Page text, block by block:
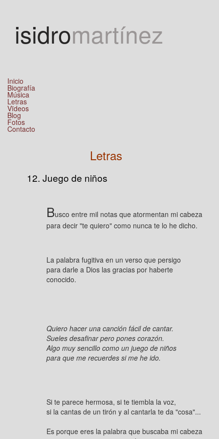
isidromartínez
Inicio
Biografía
Música
Letras
Vïdeos
Blog
Fotos
Contacto
Letras
12. Juego de niños
Busco entre mil notas que atormentan mi cabeza
para decir "te quiero" como nunca te lo he dicho.
La palabra fugitiva en un verso que persigo
para darle a Dios las gracias por haberte
conocido.
Quiero hacer una canción fácil de cantar.
Sueles desafinar pero pones corazón.
Algo muy sencillo como un juego de niños
para que me recuerdes si me he ido.
Si te parece hermosa, si te tiembla la voz,
si la cantas de un tirón y al cantarla te da "cosa"...
Es porque eres la palabra que buscaba mi cabeza